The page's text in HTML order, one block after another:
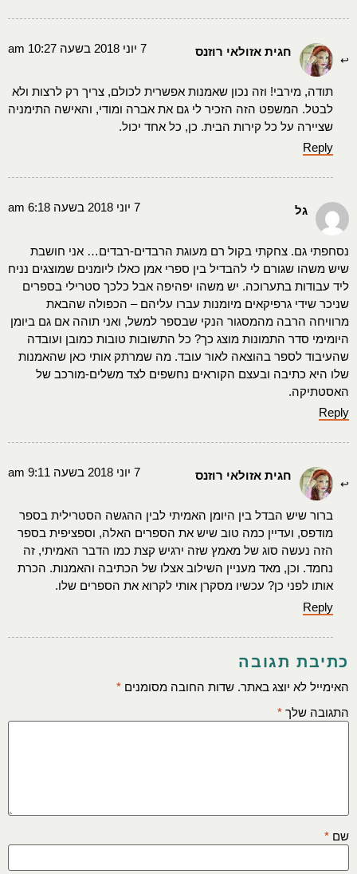
חגית אזולאי רוזנס 7 יוני 2018 בשעה 10:27 am
תודה, מירבי! וזה נכון שאמנות אפשרית לכולם, צריך רק לרצות ולא
לבטל. המשפט הזה הזכיר לי גם את אברה ומודי, והאישה התימניה
שציירה על כל קירות הבית. כן, כל אחד יכול.
Reply
גל 7 יוני 2018 בשעה 6:18 am
נסחפתי גם. צחקתי בקול רם מעוגת הרבדים-רבדים… אני חושבת
שיש משהו שגורם לי להבדיל בין ספרי אמן כאלו ליומנים שמוצגים נניח
ליד עבודות בתערוכה. יש משהו יפהיפה אבל כלכך סטרילי בספרים
שניכר שידי גרפיקאים מיומנות עברו עליהם – הכפולה שהבאת
מרוויחה הרבה מהמסגור הנקי שבספר למשל, ואני תוהה אם גם ביומן
היומימי סדר התמונות מוצג כך? כל התשובות טובות כמובן ועובדה
שהעיבוד לספר בהוצאה לאור עובד. מה שמרתק אותי כאן שהאמנות
שלו היא כתיבה ובעצם הקוראים נחשפים לצד משלים-מורכב של
האסטתיקה.
Reply
חגית אזולאי רוזנס 7 יוני 2018 בשעה 9:11 am
ברור שיש הבדל בין היומן האמיתי לבין ההגשה הסטרילית בספר
מודפס, ועדיין כמה טוב שיש את הספרים האלה, וספציפית בספר
הזה נעשה סוג של מאמץ שזה ירגיש קצת כמו הדבר האמיתי, זה
נחמד. וכן, מאד מעניין השילוב אצלו של הכתיבה והאמנות. הכרת
אותו לפני כן? עכשיו מסקרן אותי לקרוא את הספרים שלו.
Reply
כתיבת תגובה
האימייל לא יוצג באתר. שדות החובה מסומנים *
התגובה שלך *
שם *